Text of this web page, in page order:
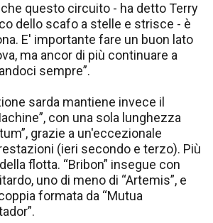
questo circuito - ha detto Terry
dello scafo a stelle e strisce - è
E' importante fare un buon lato
ma ancor di più continuare a
sempre”.
sarda mantiene invece il
con una sola lunghezza
grazie a un'eccezionale
(ieri secondo e terzo). Più
flotta. “Bribon” insegue con
uno di meno di “Artemis”, e
formata da “Mutua